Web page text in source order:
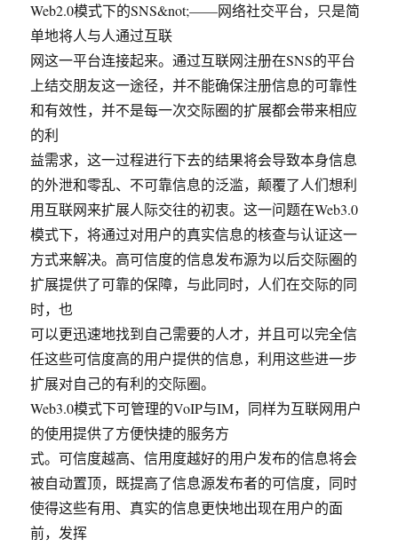
Web2.0模式下的SNS&not;——网络社交平台，只是简
单地将人与人通过互联
网这一平台连接起来。通过互联网注册在SNS的平台
上结交朋友这一途径，并不能确保注册信息的可靠性
和有效性，并不是每一次交际圈的扩展都会带来相应
的利
益需求，这一过程进行下去的结果将会导致本身信息
的外泄和零乱、不可靠信息的泛滥，颠覆了人们想利
用互联网来扩展人际交往的初衷。这一问题在Web3.0
模式下，将通过对用户的真实信息的核查与认证这一
方式来解决。高可信度的信息发布源为以后交际圈的
扩展提供了可靠的保障，与此同时，人们在交际的同
时，也
可以更迅速地找到自己需要的人才，并且可以完全信
任这些可信度高的用户提供的信息，利用这些进一步
扩展对自己的有利的交际圈。
Web3.0模式下可管理的VoIP与IM，同样为互联网用户
的使用提供了方便快捷的服务方
式。可信度越高、信用度越好的用户发布的信息将会
被自动置顶，既提高了信息源发布者的可信度，同时
使得这些有用、真实的信息更快地出现在用户的面
前，发挥